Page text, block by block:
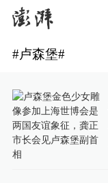
#卢森堡#